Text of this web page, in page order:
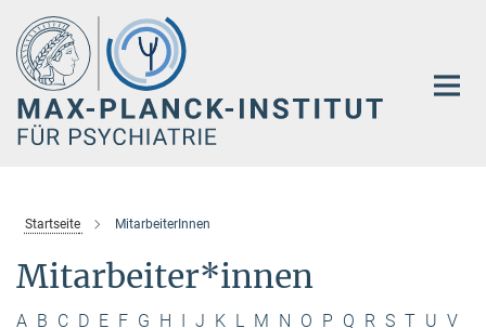
Hauptinhalt
Startseite MitarbeiterInnen
Mitarbeiter*innen
A B C D E F G H I J K L M N O P Q R S T U V